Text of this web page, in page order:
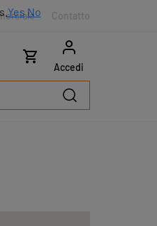
Contatto
Accedi
Yes No